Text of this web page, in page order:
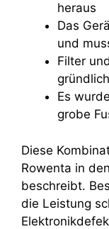
heraus
Das
und
Filter
Es
grobe
Diese
Rowenta in
beschreibt.
die Leistung